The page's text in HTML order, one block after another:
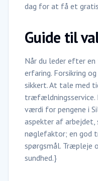
dag for at få et
Guide til
Når du leder efter
erfaring. Forsikring
sikkert. At tale med
træfældningsservice.
værdi for pengene i
aspekter af
nøglefaktor; en god
spørgsmål. Træpleje
sundhed.}